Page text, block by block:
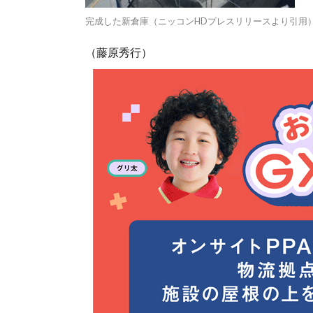
完成した新倉庫（ニッコンHDプレスリリースより引用
（藤原秀行）